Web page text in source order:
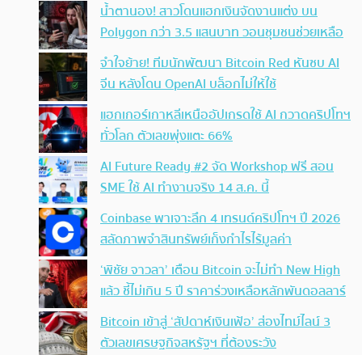
น้ำตานอง! สาวโดนแฮกเงินจัดงานแต่ง บน
Polygon กว่า 3.5 แสนบาท วอนชุมชนช่วยเหลือ
จำใจย้าย! ทีมนักพัฒนา Bitcoin Red หันซบ AI
จีน หลังโดน OpenAI บล็อกไม่ให้ใช้
แฮกเกอร์เกาหลีเหนืออัปเกรดใช้ AI กวาดคริปโทฯ
ทั่วโลก ตัวเลขพุ่งแตะ 66%
AI Future Ready #2 จัด Workshop ฟรี สอน
SME ใช้ AI ทำงานจริง 14 ส.ค. นี้
Coinbase พาเจาะลึก 4 เทรนด์คริปโทฯ ปี 2026
สลัดภาพจำสินทรัพย์เก็งกำไรไร้มูลค่า
‘พิชัย จาวลา’ เตือน Bitcoin จะไม่ทำ New High
แล้ว ชี้ไม่เกิน 5 ปี ราคาร่วงเหลือหลักพันดอลลาร์
Bitcoin เข้าสู่ ‘สัปดาห์เงินเฟ้อ’ ส่องไทม์ไลน์ 3
ตัวเลขเศรษฐกิจสหรัฐฯ ที่ต้องระวัง